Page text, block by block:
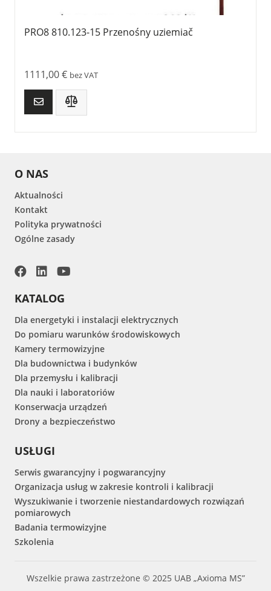
PRO8 810.123-15 Przenośny uziemiač
1111,00€ bez VAT
O NAS
Aktualności
Kontakt
Polityka prywatności
Ogólne zasady
KATALOG
Dla energetyki i instalacji elektrycznych
Do pomiaru warunków środowiskowych
Kamery termowizyjne
Dla budownictwa i budynków
Dla przemysłu i kalibracji
Dla nauki i laboratoriów
Konserwacja urządzeń
Drony a bezpieczeństwo
USŁUGI
Serwis gwarancyjny i pogwarancyjny
Organizacja usług w zakresie kontroli i kalibracji
Wyszukiwanie i tworzenie niestandardowych rozwiązań
pomiarowych
Badania termowizyjne
Szkolenia
Wszelkie prawa zastrzeżone © 2025 UAB „Axioma MS”